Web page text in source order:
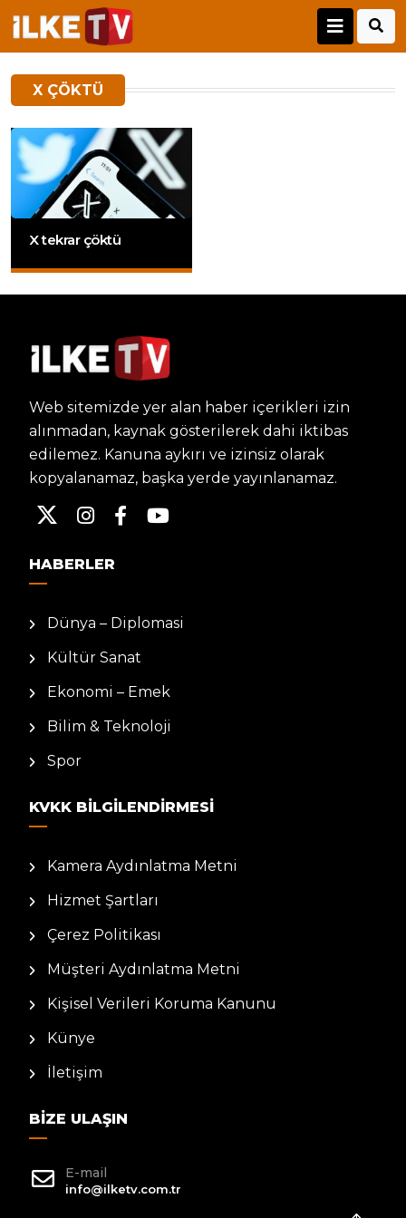
X ÇÖKTÜ
X tekrar çöktü
Web sitemizde yer alan haber içerikleri izin
alınmadan, kaynak gösterilerek dahi iktibas
edilemez. Kanuna aykırı ve izinsiz olarak
kopyalanamaz, başka yerde yayınlanamaz.
HABERLER
Dünya – Diplomasi
Kültür Sanat
Ekonomi – Emek
Bilim & Teknoloji
Spor
KVKK BILGILENDIRMESI
Kamera Aydınlatma Metni
Hizmet Şartları
Çerez Politikası
Müşteri Aydınlatma Metni
Kişisel Verileri Koruma Kanunu
Künye
İletişim
BIZE ULAŞIN
E-mail
info@ilketv.com.tr